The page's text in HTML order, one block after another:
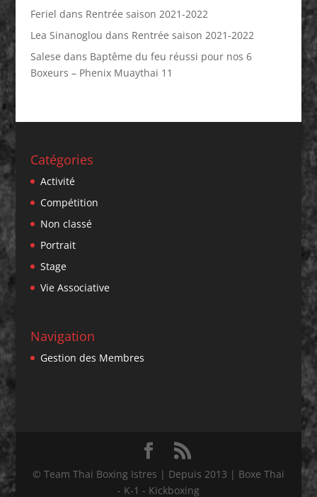
Feriel dans Rentrée saison 2021-2022
Lea Sinanoglou dans Rentrée saison 2021-2022
Salese dans Baptême du feu réussi pour nos 6
Boxeurs – Phenix Muaythai 11
Catégories
Activité
Compétition
Non classé
Portrait
Stage
Vie Associative
Navigation
Gestion des Membres
© Team Thai Boxing Istres | Depuis 2013 | Boxe Thaï
- K-1 - Kickboxing